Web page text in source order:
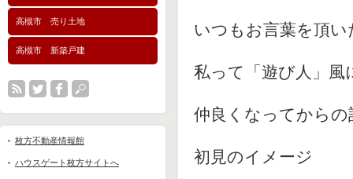
高槻市 売り土地
高槻市 新築戸建
枚方不動産情報館
ハウスゲート枚方サイトへ
いつもお言葉を頂
私って「遊び人」
仲良くなってからの
初見のイメージ